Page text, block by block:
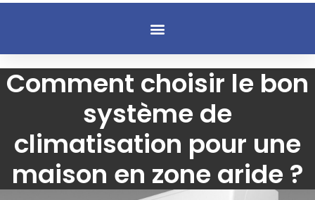
Comment choisir le bon
système de
climatisation pour une
maison en zone aride ?